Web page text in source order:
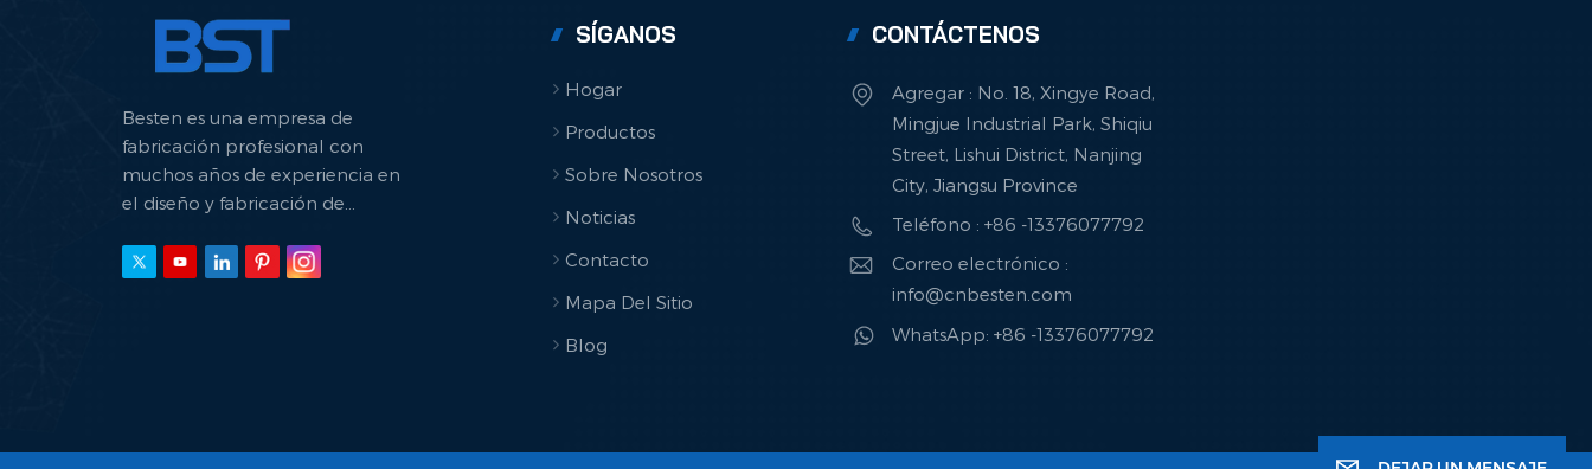
Besten es una empresa de
fabricación profesional con
muchos años de experiencia en
el diseño y fabricación de
SÍGANOS
Hogar
Productos
Sobre Nosotros
Noticias
Contacto
Mapa Del Sitio
Blog
CONTÁCTENOS
Agregar : No. 18, Xingye Road,
Mingjue Industrial Park, Shiqiu
Street, Lishui District, Nanjing
City, Jiangsu Province
Teléfono : +86 -13376077792
Correo electrónico :
info@cnbesten.com
WhatsApp: +86 -13376077792